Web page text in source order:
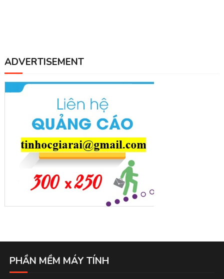
ADVERTISEMENT
PHẦN MỀM MÁY TÍNH